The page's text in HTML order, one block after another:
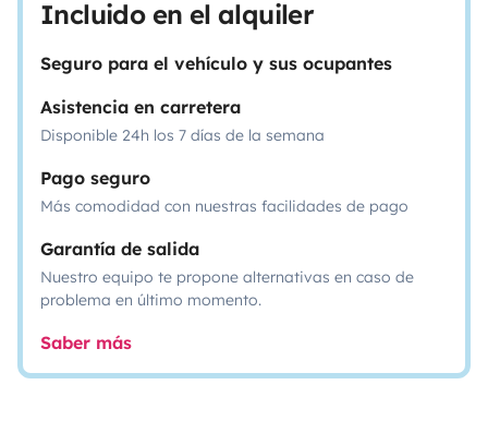
Incluido en el alquiler
Seguro para el vehículo y sus ocupantes
Asistencia en carretera
Disponible 24h los 7 días de la semana
Pago seguro
Más comodidad con nuestras facilidades de pago
Garantía de salida
Nuestro equipo te propone alternativas en caso de
problema en último momento.
Saber más